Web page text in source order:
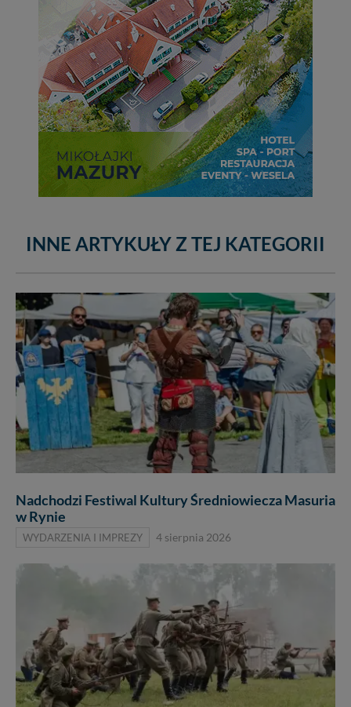
INNE ARTYKUŁY Z TEJ KATEGORII
Nadchodzi Festiwal Kultury Średniowiecza Masuria
w Rynie
WYDARZENIA I IMPREZY 4 sierpnia 2026